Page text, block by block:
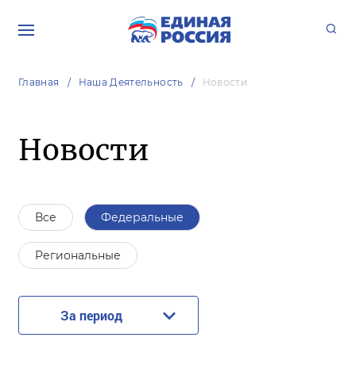
Главная Наша Деятельность Новости
Новости
Все Федеральные
Региональные
За период